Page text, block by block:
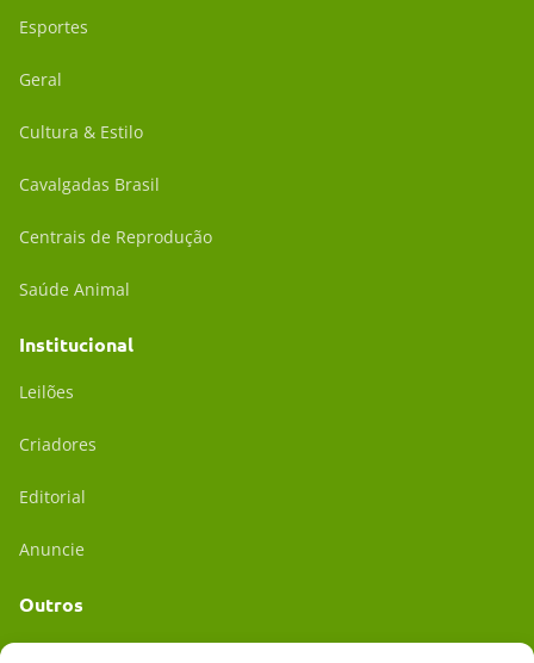
Esportes
Geral
Cultura & Estilo
Cavalgadas Brasil
Centrais de Reprodução
Saúde Animal
Institucional
Leilões
Criadores
Editorial
Anuncie
Outros